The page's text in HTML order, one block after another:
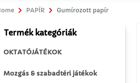
PAPÍR Gumírozott papír
Termék kategóriák
OKTATÓJÁTÉKOK
Mozgás & szabadtéri játékok